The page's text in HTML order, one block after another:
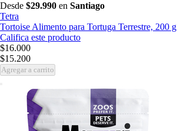
Desde $29.990 en Santiago
Tetra
Tortoise Alimento para Tortuga Terrestre, 200 g
Califica este producto
$16.000
$15.200
Agregar a carrito